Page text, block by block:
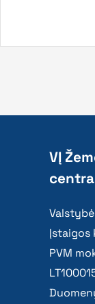
VĮ
Įstaigos
PVM